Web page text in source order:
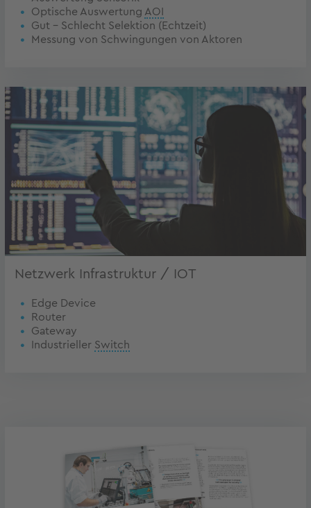
Optische Auswertung AOI
Gut – Schlecht Selektion (Echtzeit)
Messung von Schwingungen von Aktoren
Netzwerk Infrastruktur / IOT
Edge Device
Router
Gateway
Industrieller Switch